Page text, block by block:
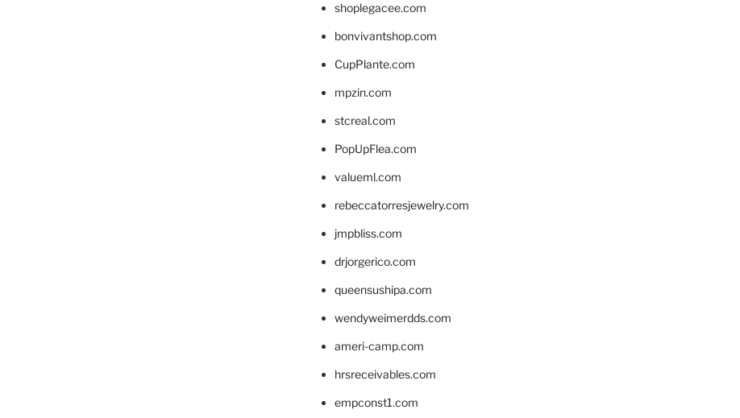
shoplegacee.com
bonvivantshop.com
CupPlante.com
mpzin.com
stcreal.com
PopUpFlea.com
valueml.com
rebeccatorresjewelry.com
jmpbliss.com
drjorgerico.com
queensushipa.com
wendyweimerdds.com
ameri-camp.com
hrsreceivables.com
empconst1.com